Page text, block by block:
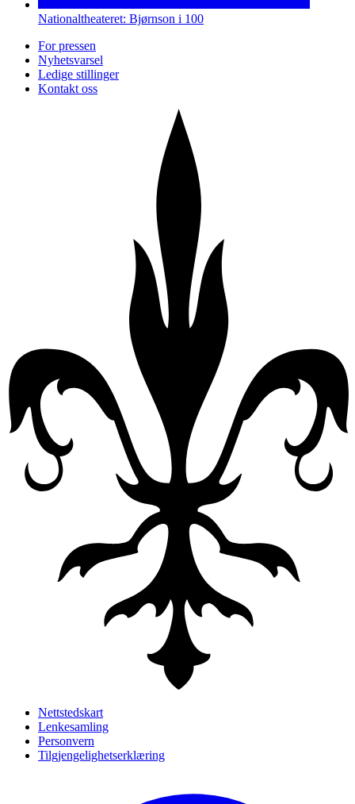
Nationaltheateret: Bjørnson i 100
For pressen
Nyhetsvarsel
Ledige stillinger
Kontakt oss
Nettstedskart
Lenkesamling
Personvern
Tilgjengelighetserklæring